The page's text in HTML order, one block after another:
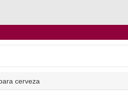
cerveza